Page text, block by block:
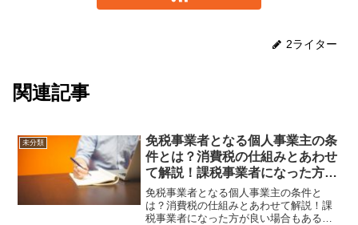
2ライター
関連記事
未分類
免税事業者となる個人事業主の条
件とは？消費税の仕組みとあわせ
て解説！課税事業者になった方が
良い場合もある？
免税事業者となる個人事業主の条件と
は？消費税の仕組みとあわせて解説！課
税事業者になった方が良い場合もある？